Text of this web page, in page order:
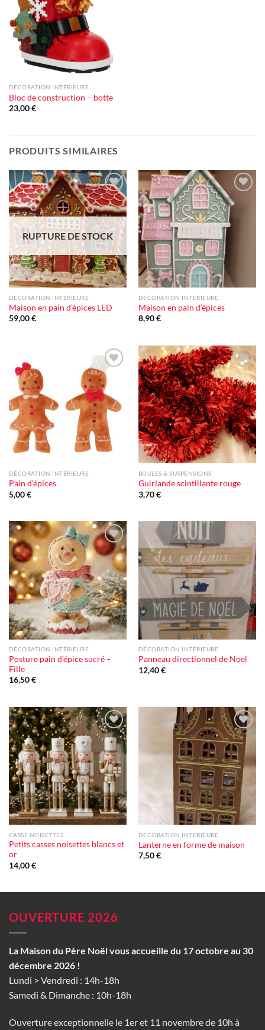
DÉCORATION INTÉRIEURE
Bloc de construction – botte
23,00€
PRODUITS SIMILAIRES
Ajouter
à la liste
d'envie
RUPTURE DE STOCK
DÉCORATION INTÉRIEURE
Maison en pain d’épices LED
59,00€
Ajouter
à la liste
d'envie
DÉCORATION INTÉRIEURE
Maison en pain d’épices
8,90€
Ajouter
à la liste
d'envie
DÉCORATION INTÉRIEURE
Pain d’épices
5,00€
Ajouter
à la liste
d'envie
BOULES & SUSPENSIONS
Guirlande scintillante rouge
3,70€
Ajouter
à la liste
d'envie
DÉCORATION INTÉRIEURE
Posture pain d’épice sucré –
Fille
16,50€
à la liste
d'envie
DÉCORATION INTÉRIEURE
Panneau directionnel de Noel
12,40€
Ajouter
à la liste
d'envie
CASSE NOISETTES
Petits casses noisettes blancs et
or
14,00€
Ajouter
à la liste
d'envie
DÉCORATION INTÉRIEURE
Lanterne en forme de maison
7,50€
OUVERTURE 2026
La Maison du Père Noël vous accueille du 17 octobre au 30
décembre 2026 !
Lundi > Vendredi : 14h-18h
Samedi & Dimanche : 10h-18h
Ouverture exceptionnelle le 1er et 11 novembre de 10h à